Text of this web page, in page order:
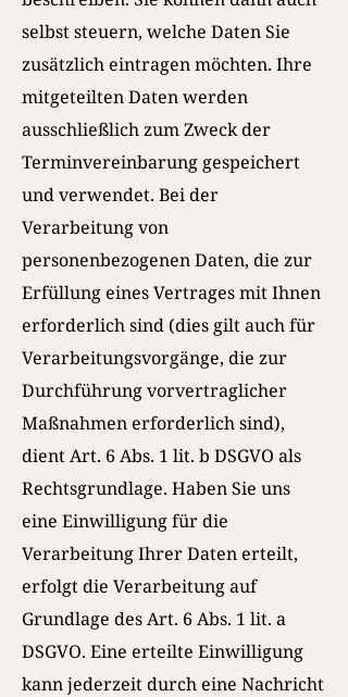
selbst steuern, welche Daten Sie
zusätzlich eintragen möchten. Ihre
mitgeteilten Daten werden
ausschließlich zum Zweck der
Terminvereinbarung gespeichert
und verwendet. Bei der
Verarbeitung von
personenbezogenen Daten, die zur
Erfüllung eines Vertrages mit Ihnen
erforderlich sind (dies gilt auch für
Verarbeitungsvorgänge, die zur
Durchführung vorvertraglicher
Maßnahmen erforderlich sind),
dient Art. 6 Abs. 1 lit. b DSGVO als
Rechtsgrundlage. Haben Sie uns
eine Einwilligung für die
Verarbeitung Ihrer Daten erteilt,
erfolgt die Verarbeitung auf
Grundlage des Art. 6 Abs. 1 lit. a
DSGVO. Eine erteilte Einwilligung
kann jederzeit durch eine Nachricht